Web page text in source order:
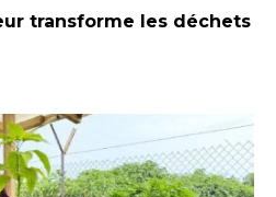
transforme les déchets